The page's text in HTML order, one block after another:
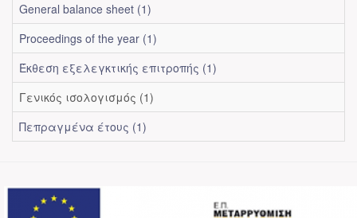
General balance sheet (1)
Proceedings of the year (1)
Έκθεση εξελεγκτικής επιτροπής (1)
Γενικός ισολογισμός (1)
Πεπραγμένα έτους (1)